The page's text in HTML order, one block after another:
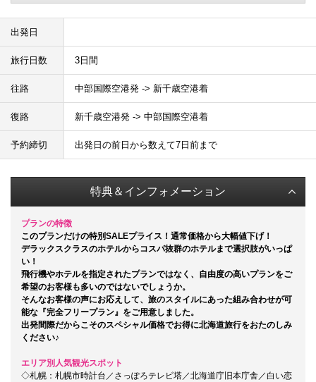
出発日
旅行日数 3日間
往路 中部国際空港発 -> 新千歳空港着
復路 新千歳空港発 -> 中部国際空港着
予約締切 出発日の前日から数えて7日前まで
特典＆インフォメーション
プランの特徴
このプランだけの特別SALEプライス！通常価格から大幅値下げ！
デラックスクラスのホテルからコスパ抜群のホテルまで選択肢がいっぱ
い！
飛行機やホテルを指定されたプランではなく、自由度の高いプランをご
希望のお客様も多いのではないでしょうか。
そんなお客様の声にお応えして、旅のスタイルにあった組み合わせが可
能な『完全フリープラン』をご用意しました。
出発間際だからこそのスペシャル価格でお得に北海道旅行をおたのしみ
ください♪
エリア別人気観光スポット
◇札幌：札幌市時計台／さっぽろテレビ塔／北海道庁旧本庁舎／白い恋